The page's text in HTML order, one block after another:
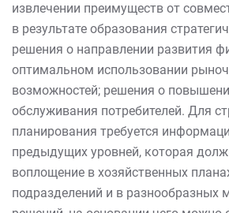
извлечении преимуществ от
в результате образования
решения о направлении развития
оптимальном использовании
возможностей; решения о
обслуживания потребителей. Для
планирования требуется
предыдущих уровней, которая
воплощение в хозяйственных
подразделений и в разнообразных